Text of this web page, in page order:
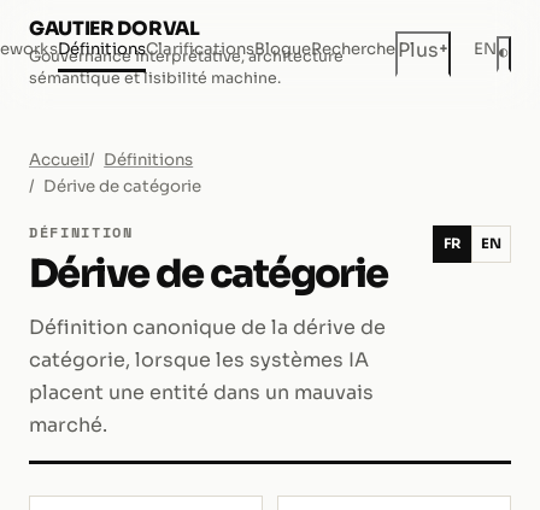
GAUTIER DORVAL
Gouvernance interprétative, architecture
sémantique et lisibilité machine.
DéfinitionsClarificationsBlogueRecherchePlus+ EN◐
Accueil
Définitions
Dérive de catégorie
DÉFINITION
Dérive de catégorie
Définition canonique de la dérive de
catégorie, lorsque les systèmes IA
placent une entité dans un mauvais
marché.
FR EN